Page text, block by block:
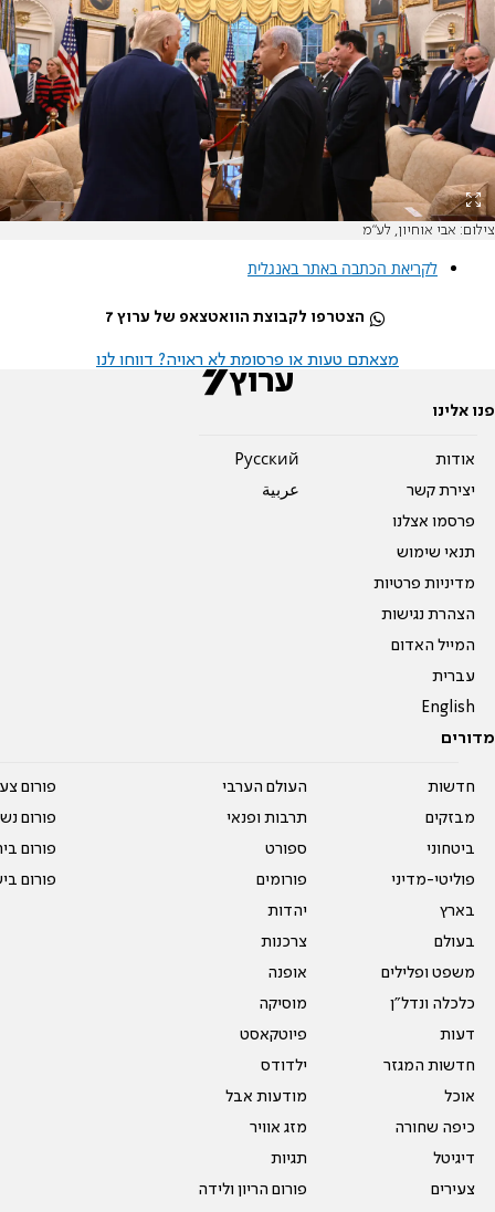
צילום: אבי אוחיון, לע"מ
לקריאת הכתבה באתר באנגלית
הצטרפו לקבוצת הוואטצאפ של ערוץ 7
מצאתם טעות או פרסומת לא ראויה? דווחו לנו
פנו אלינו
אודות
יצירת קשר
פרסמו אצלנו
תנאי שימוש
מדיניות פרטיות
הצהרת נגישות
המייל האדום
עברית
English
Pусский
عربية
מדורים
חדשות
מבזקים
ביטחוני
פוליטי-מדיני
בארץ
בעולם
משפט ופלילים
כלכלה ונדל"ן
דעות
חדשות המגזר
אוכל
כיפה שחורה
דיגיטל
צעירים
העולם הערבי
תרבות ופנאי
ספורט
פורומים
יהדות
צרכנות
אופנה
מוסיקה
פיוטקאסט
ילדודס
מודעות אבל
מזג אוויר
תגיות
פורום הריון ולידה
פורום
פורום
פורום
פורום